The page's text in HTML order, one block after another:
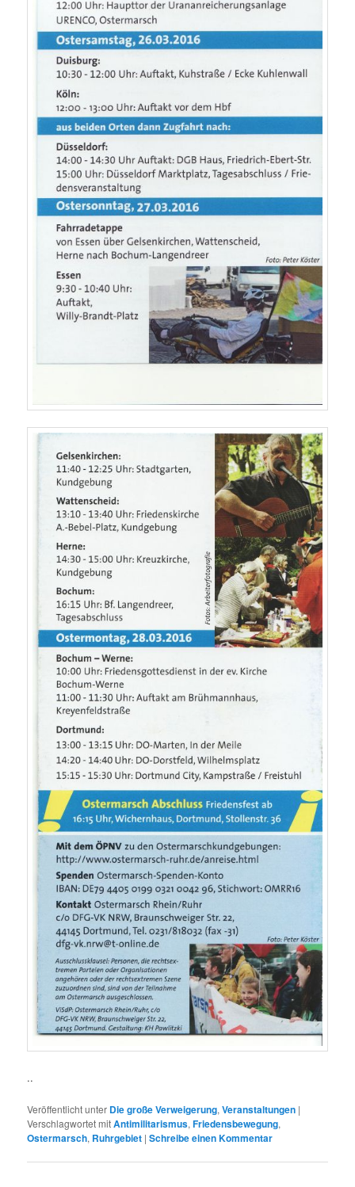
..
Veröffentlicht unter Die große Verweigerung,Veranstaltungen |
Verschlagwortet mitAntimilitarismus,Friedensbewegung,
Ostermarsch, Ruhrgebiet |Schreibe einen Kommentar